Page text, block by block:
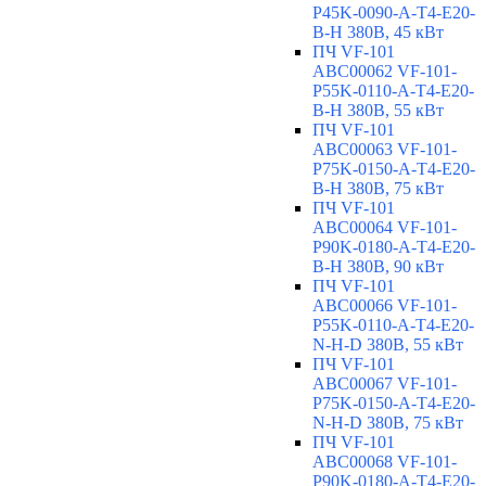
P45K-0090-A-T4-E20-
B-H 380В, 45 кВт
ПЧ VF-101
ABC00062 VF-101-
P55K-0110-A-T4-E20-
B-H 380В, 55 кВт
ПЧ VF-101
ABC00063 VF-101-
P75K-0150-A-T4-E20-
B-H 380В, 75 кВт
ПЧ VF-101
ABC00064 VF-101-
P90K-0180-A-T4-E20-
B-H 380В, 90 кВт
ПЧ VF-101
ABC00066 VF-101-
P55K-0110-A-T4-E20-
N-H-D 380В, 55 кВт
ПЧ VF-101
ABC00067 VF-101-
P75K-0150-A-T4-E20-
N-H-D 380В, 75 кВт
ПЧ VF-101
ABC00068 VF-101-
P90K-0180-A-T4-E20-